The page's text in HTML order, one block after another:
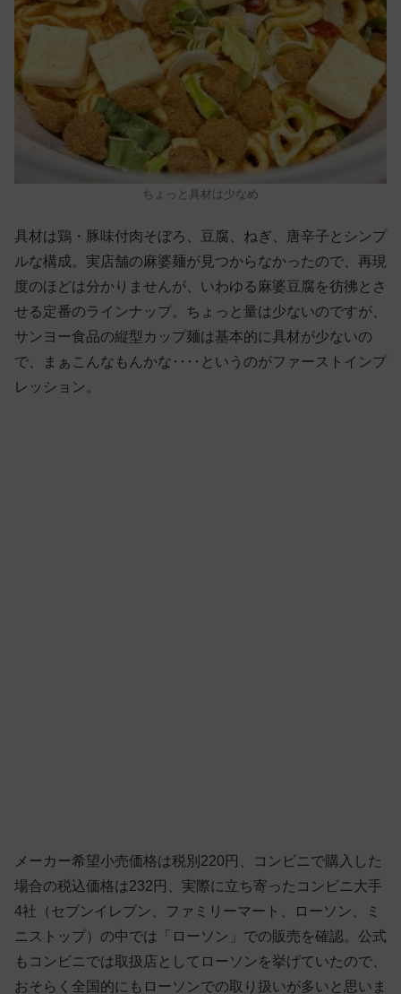
ちょっと具材は少なめ
具材は鶏・豚味付肉そぼろ、豆腐、ねぎ、唐辛子とシンプ
ルな構成。実店舗の麻婆麺が見つからなかったので、再現
度のほどは分かりませんが、いわゆる麻婆豆腐を彷彿とさ
せる定番のラインナップ。ちょっと量は少ないのですが、
サンヨー食品の縦型カップ麺は基本的に具材が少ないの
で、まぁこんなもんかな‥‥というのがファーストインプ
レッション。
メーカー希望小売価格は税別220円、コンビニで購入した
場合の税込価格は232円、実際に立ち寄ったコンビニ大手
4社（セブンイレブン、ファミリーマート、ローソン、ミ
ニストップ）の中では「ローソン」での販売を確認。公式
もコンビニでは取扱店としてローソンを挙げていたので、
おそらく全国的にもローソンでの取り扱いが多いと思いま